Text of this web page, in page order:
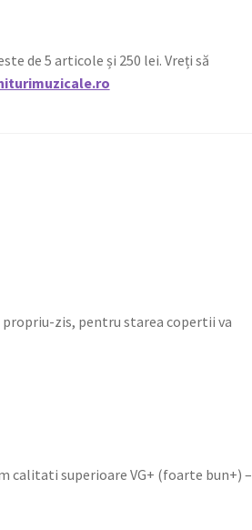
de 5 articole și 250 lei. Vreți să
zis, pentru starea copertii va
calitati superioare VG+ (foarte bun+) –